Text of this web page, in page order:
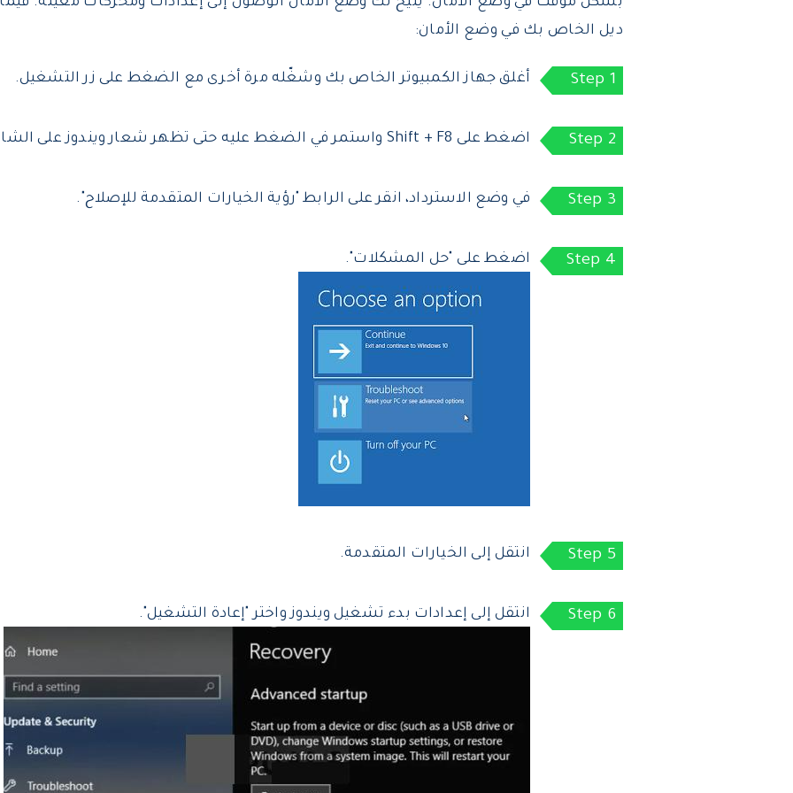
ديل الخاص بك في وضع الأمان:
أغلق جهاز الكمبيوتر الخاص بك وشغّله مرة أخرى مع الضغط على زر التشغيل.
اضغط على Shift + F8 واستمر في الضغط عليه حتى تظهر شعار ويندوز على الشاشة.
في وضع الاسترداد، انقر على الرابط "رؤية الخيارات المتقدمة للإصلاح".
اضغط على "حل المشكلات".
انتقل إلى الخيارات المتقدمة.
انتقل إلى إعدادات بدء تشغيل ويندوز واختر "إعادة التشغيل".